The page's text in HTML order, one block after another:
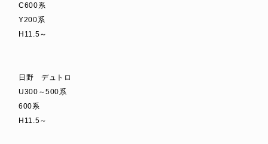
C600系
Y200系
H11.5～
日野 デュトロ
U300～500系
600系
H11.5～